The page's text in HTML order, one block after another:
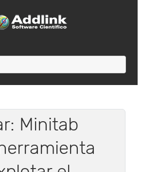
Minitab